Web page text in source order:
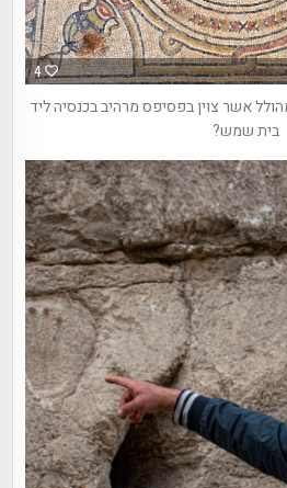
4
אשר צוין בפסיפס מרהיב בכנסיה ליד
בית שמש?